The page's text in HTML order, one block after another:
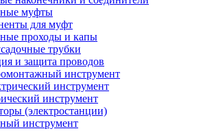
муфты
для муфт
проходы и капы
трубки
и защита проводов
инструмент
инструмент
инструмент
(электростанции)
инструмент